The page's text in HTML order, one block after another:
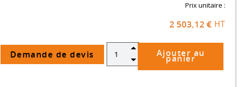
Prix unitaire :
2 503,12 € HT
Demande de devis Ajouter au
panier